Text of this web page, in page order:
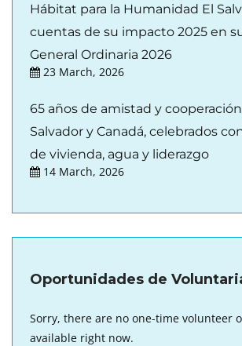
Hábitat para la Humanidad El
cuentas de su impacto 2025 en
General Ordinaria 2026
23 March, 2026
65 años de amistad y
Salvador y Canadá, celebrados
de vivienda, agua y liderazgo
14 March, 2026
Oportunidades de
Sorry, there are no one-time volunteer
available right now.